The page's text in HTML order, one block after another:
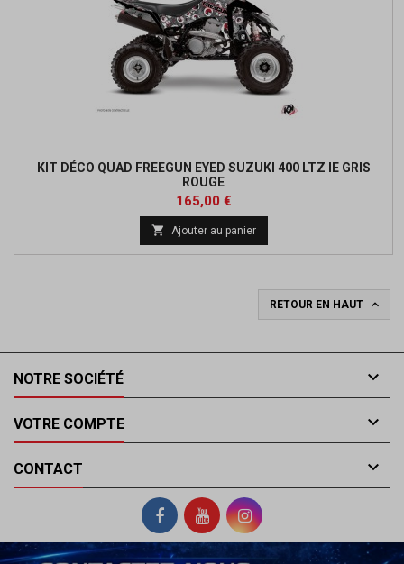
KIT DÉCO QUAD FREEGUN EYED SUZUKI 400 LTZ IE GRIS
ROUGE
Prix
165,00 €
 Ajouter au panier
RETOUR EN HAUT 
NOTRE SOCIÉTÉ 
VOTRE COMPTE 
CONTACT 